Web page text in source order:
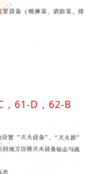
，61-D，62-B